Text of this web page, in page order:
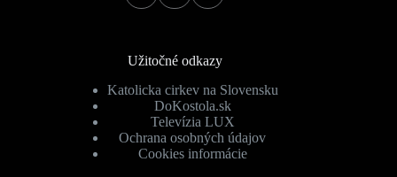
Užitočné odkazy
Katolicka cirkev na Slovensku
DoKostola.sk
Televízia LUX
Ochrana osobných údajov
Cookies informácie